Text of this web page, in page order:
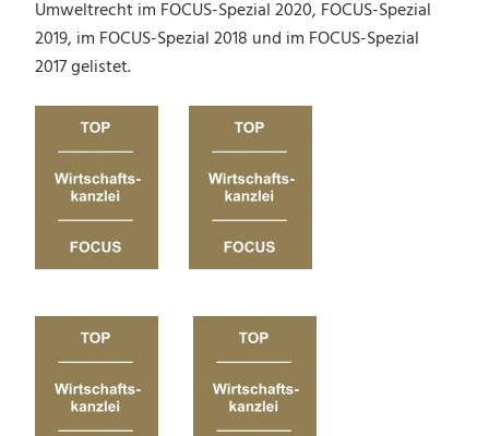
Umweltrecht im FOCUS-Spezial 2020, FOCUS-Spezial
2019, im FOCUS-Spezial 2018 und im FOCUS-Spezial
2017 gelistet.